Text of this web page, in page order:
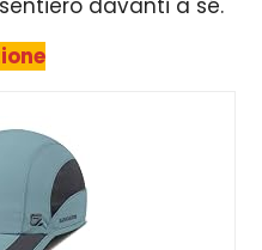
davanti a sé.